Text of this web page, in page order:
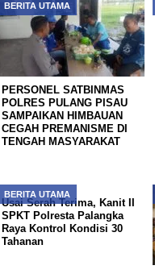
BERITA UTAMA
PERSONEL SATBINMAS
POLRES PULANG PISAU
SAMPAIKAN HIMBAUAN
CEGAH PREMANISME DI
TENGAH MASYARAKAT
BERITA UTAMA
Usai Serah Terima, Kanit II
SPKT Polresta Palangka
Raya Kontrol Kondisi 30
Tahanan